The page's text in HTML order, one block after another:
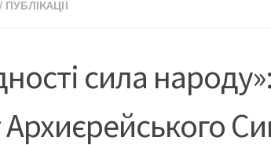
/ ПУБЛІКАЦІЇ
сила
Архиєрейського